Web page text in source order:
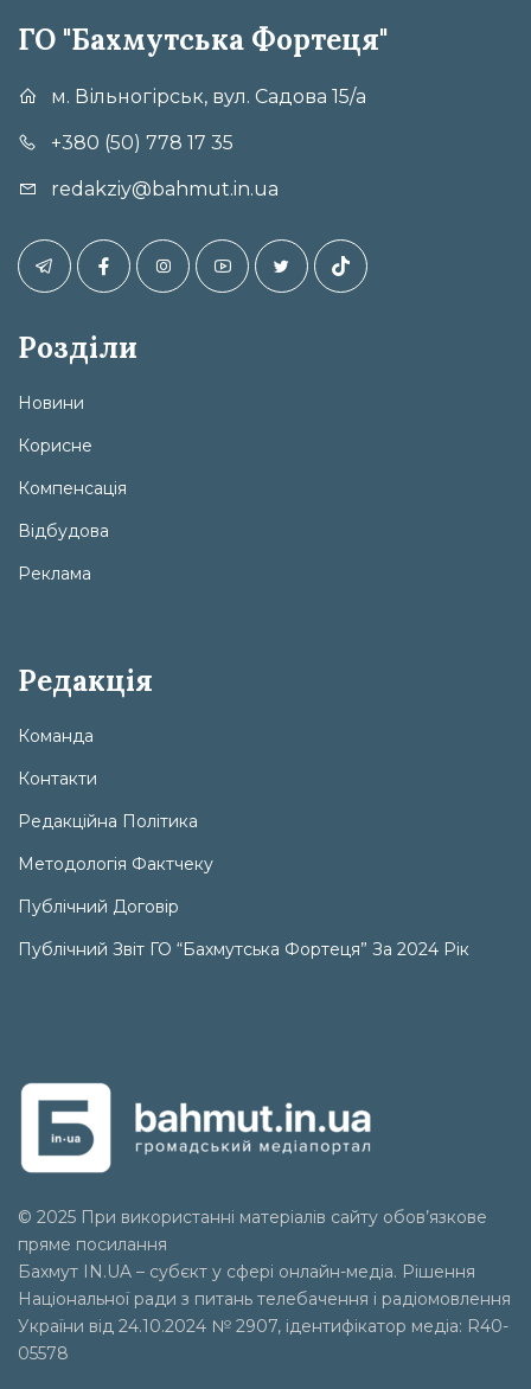
ГО "Бахмутська Фортеця"
м. Вільногірськ, вул. Садова 15/а
+380 (50) 778 17 35
redakziy@bahmut.in.ua
Розділи
Новини
Корисне
Компенсація
Відбудова
Реклама
Редакція
Команда
Контакти
Редакційна Політика
Методологія Фактчеку
Публічний Договір
Публічний Звіт ГО “Бахмутська Фортеця” За 2024 Рік
© 2025 При використанні матеріалів сайту обов’язкове
пряме посилання
Бахмут IN.UA – субєкт у сфері онлайн-медіа. Рішення
Національної ради з питань телебачення і радіомовлення
України від 24.10.2024 № 2907, ідентифікатор медіа: R40-
05578